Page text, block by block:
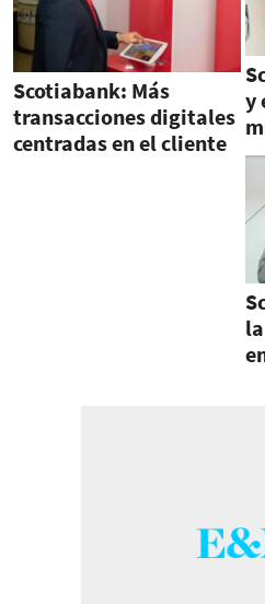
Scotiabank: Más
transacciones digitales
centradas en el cliente
y